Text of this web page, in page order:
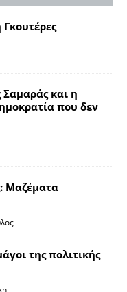
και η
που δεν
Μαζέματα
της πολιτικής